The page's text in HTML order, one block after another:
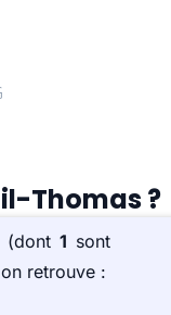
Thomas ?
(dont 1 sont
retrouve :